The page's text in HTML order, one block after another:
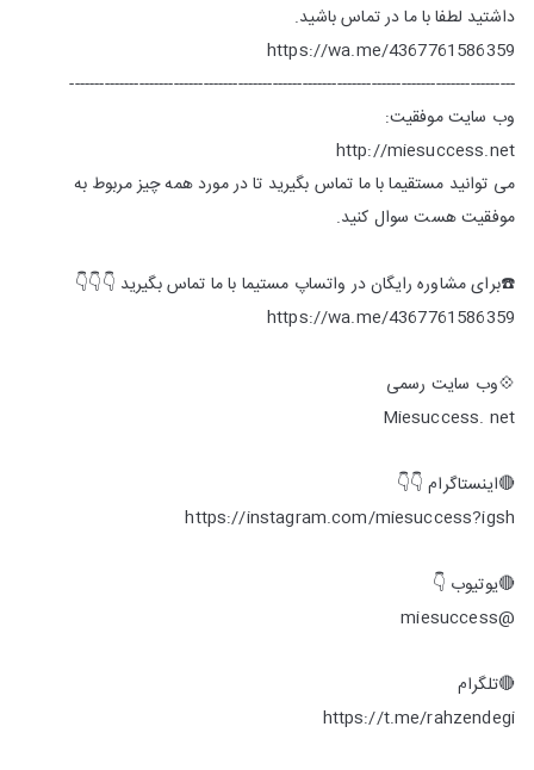
داشتید لطفا با ما در تماس باشید.
https://wa.me/4367761586359
------------------------------------------------------------------------------------------
وب سایت موفقیت:
http://miesuccess.net
می توانید مستقیما با ما تماس بگیرید تا در مورد همه چیز مربوط به
موفقیت هست سوال کنید.
☎️برای مشاوره رایگان در واتساپ مستیما با ما تماس بگیرید 👇👇👇
https://wa.me/4367761586359
💠وب سایت رسمی
Miesuccess. net
🔴اینستاگرام 👇👇
https://instagram.com/miesuccess?igsh
🔴یوتیوب 👇
@miesuccess
🔴تلگرام
https://t.me/rahzendegi